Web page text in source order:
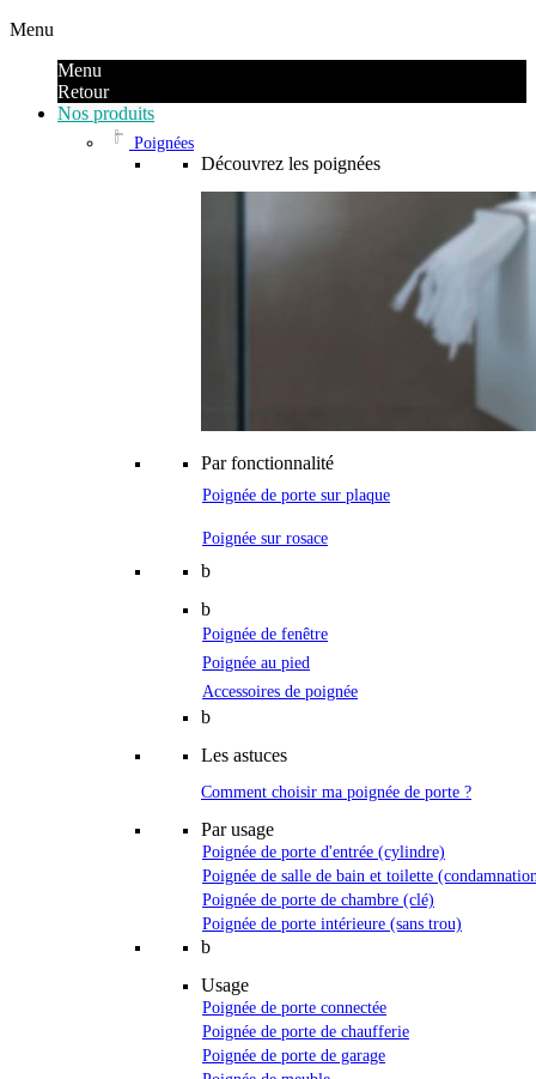
Menu
Menu
Retour
Nos produits
Poignées
Découvrez les poignées
Par fonctionnalité
Poignée de porte sur plaque
Poignée sur rosace
b
b
Poignée de fenêtre
Poignée au pied
Accessoires de poignée
b
Les astuces
Comment choisir ma poignée de porte ?
Par usage
Poignée de porte d'entrée (cylindre)
Poignée de salle de bain et toilette
Poignée de porte de chambre (clé)
Poignée de porte intérieure (sans trou)
b
Usage
Poignée de porte connectée
Poignée de porte de chaufferie
Poignée de porte de garage